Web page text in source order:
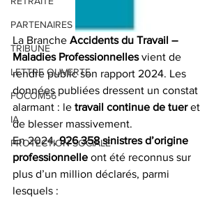
PARTENAIRES
TRIBUNE
LETTRE OUVERTE
FOCOM56
IA
PROTECTION SOCIALE
La Branche Accidents du Travail –
Maladies Professionnelles vient de
rendre public son rapport 2024. Les
données publiées dressent un constat
alarmant : le travail continue de tuer et
de blesser massivement.
En 2024, 926 358 sinistres d’origine
professionnelle ont été reconnus sur
plus d’un million déclarés, parmi
lesquels :